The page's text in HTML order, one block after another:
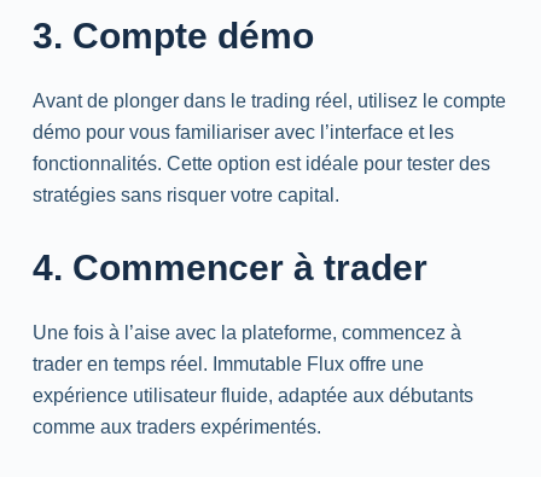
3. Compte démo
Avant de plonger dans le trading réel, utilisez le compte
démo pour vous familiariser avec l’interface et les
fonctionnalités. Cette option est idéale pour tester des
stratégies sans risquer votre capital.
4. Commencer à trader
Une fois à l’aise avec la plateforme, commencez à
trader en temps réel. Immutable Flux offre une
expérience utilisateur fluide, adaptée aux débutants
comme aux traders expérimentés.